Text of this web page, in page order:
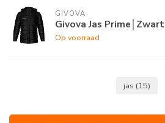
GIVOVA
Givova Jas Prime│Zwart
Op voorraad
jas (15)